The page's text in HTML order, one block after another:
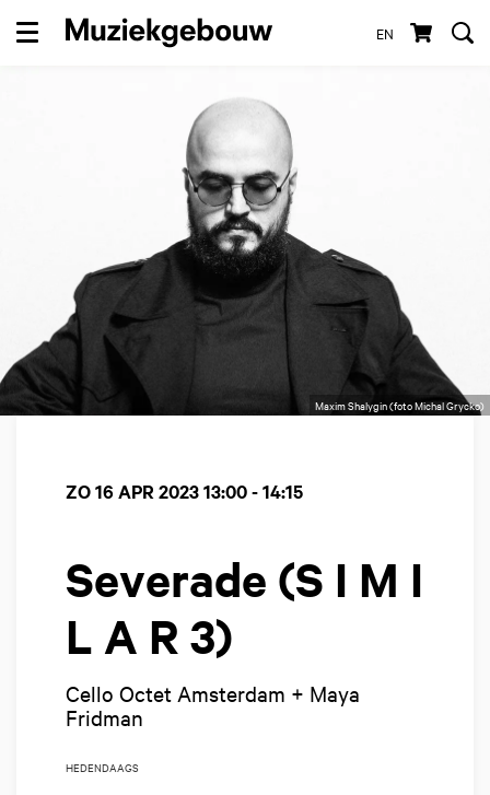
EN
Menu
Maxim Shalygin (foto Michal Grycko)
Severade (S I M I
L A R 3)
Cello Octet Amsterdam + Maya
Fridman
ZO 16 APR 202313:00 - 14:15
HEDENDAAGS